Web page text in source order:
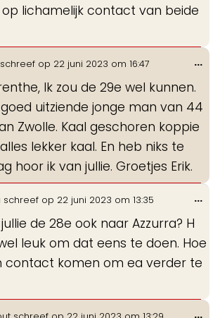
op lichamelijk contact van beide
schreef op 22 juni 2023 om 16:47
Ik zou de 29e wel kunnen.
uitziende jonge man van 44
Zwolle. Kaal geschoren koppie
lekker kaal. En heb niks te
hoor ik van jullie. Groetjes Erik.
...
schreef op 22 juni 2023 om 13:35
de 28e ook naar Azzurra? H
leuk om dat eens te doen. Hoe
contact komen om ea verder te
...
...